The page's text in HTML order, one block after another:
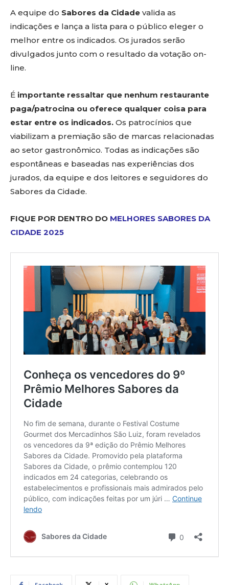
A equipe do Sabores da Cidade valida as
indicações e lança a lista para o público eleger o
melhor entre os indicados. Os jurados serão
divulgados junto com o resultado da votação on-
line.
É importante ressaltar que nenhum restaurante
paga/patrocina ou oferece qualquer coisa para
estar entre os indicados. Os patrocínios que
viabilizam a premiação são de marcas relacionadas
ao setor gastronômico. Todas as indicações são
espontâneas e baseadas nas experiências dos
jurados, da equipe e dos leitores e seguidores do
Sabores da Cidade.
FIQUE POR DENTRO DO MELHORES SABORES DA
CIDADE 2025